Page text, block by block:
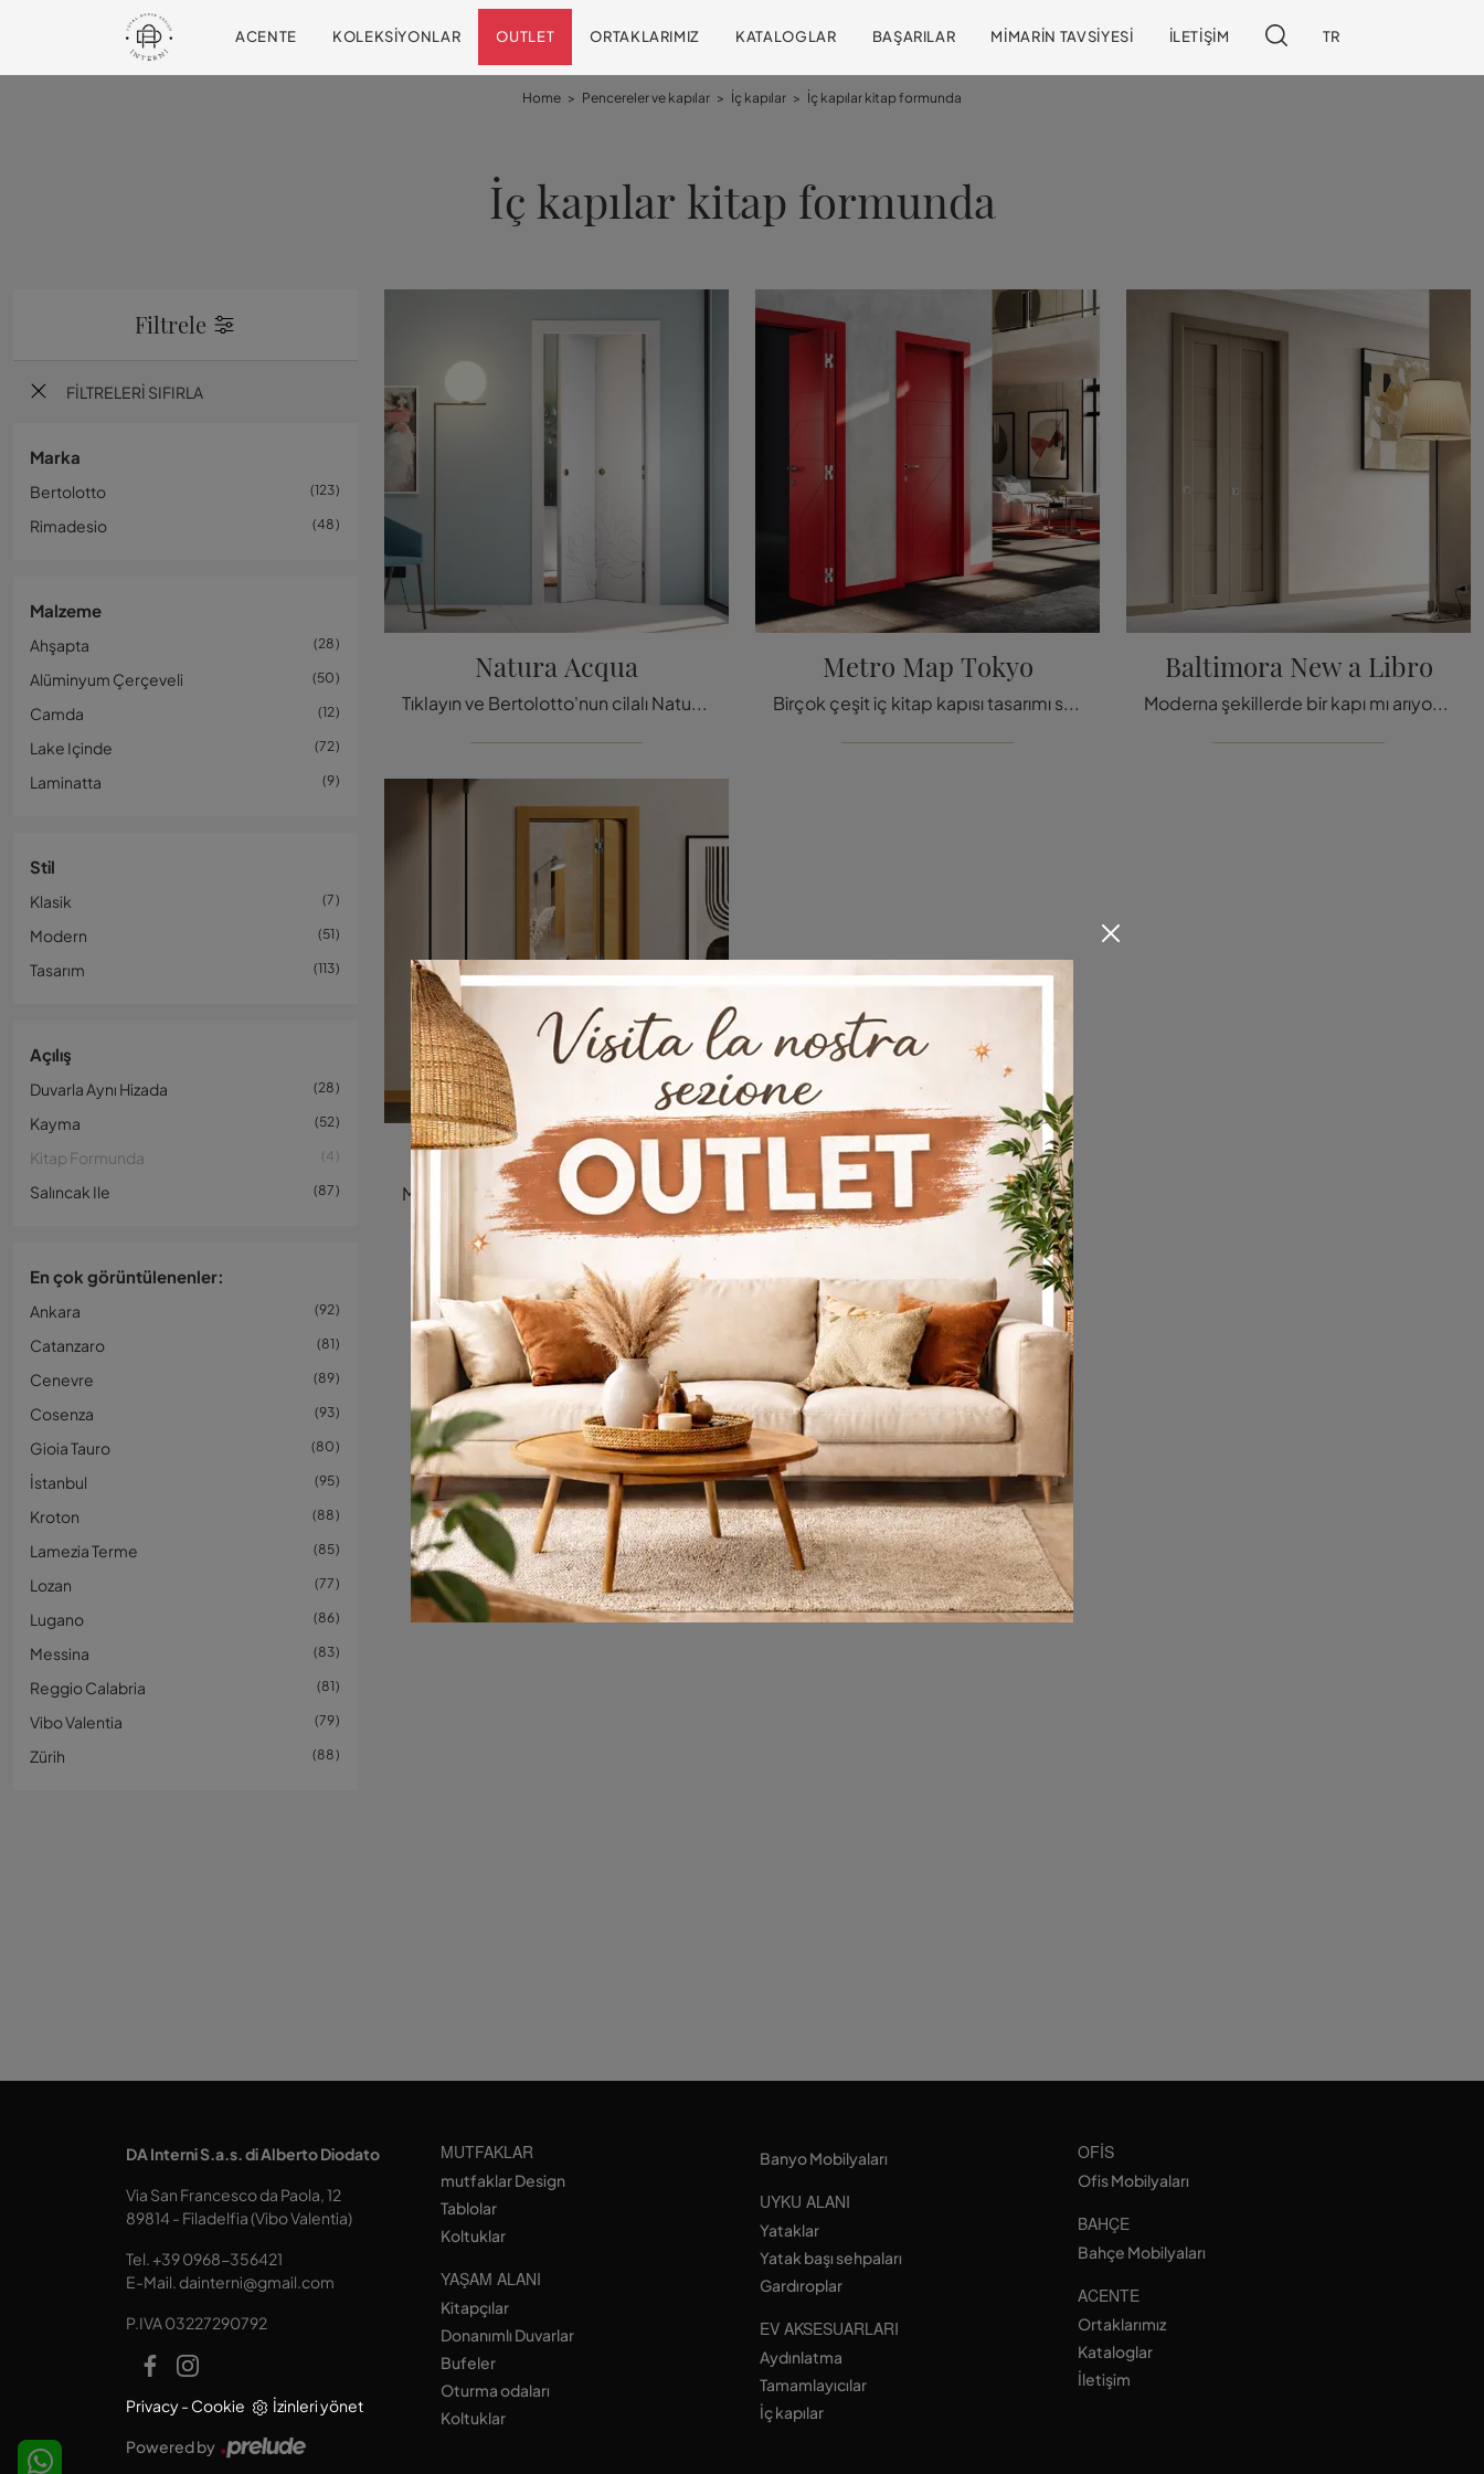
ACENTE KOLEKSIYONLAR OUTLET ORTAKLARIMIZ KATALOGLAR BAŞARILAR MIMARIN TAVSIYESI İLETIŞIM TR
Home > Pencereler ve kapılar > İç kapılar > İç kapılar kitap formunda
İç kapılar kitap formunda
Filtrele
FILTRELERI SIFIRLA
Marka
Bertolotto 123
Rimadesio 48
Malzeme
Ahşapta 28
Alüminyum Çerçeveli 50
Camda 12
Lake Içinde 72
Laminatta 9
Stil
Klasik 7
Modern 51
Tasarım 113
Açılış
Duvarla Aynı Hizada 28
Kayma 52
Kitap Formunda 4
Salıncak Ile 87
En çok görüntülenenler:
Ankara 92
Catanzaro 81
Cenevre 89
Cosenza 93
Gioia Tauro 80
İstanbul 95
Kroton 88
Lamezia Terme 85
Lozan 77
Lugano 86
Messina 83
Reggio Calabria 81
Vibo Valentia 79
Zürih 88
Natura Acqua
Tıklayın ve Bertolotto'nun cilalı Nature Water kapısı hakkında daha fazla bilgi edinin: en orijinal iç kitap kapıları sizi bekliyor
Metro Map Tokyo
Birçok çeşit iç kitap kapısı tasarımı sizleri bekliyor! Bertolotto'nun Tokyo Metro Map kapısını keşfetmek için içeri
Baltimora New a Libro
Moderna şekillerde bir kapı mı arıyorsunuz? İşte Bertolotto'nun Libro iç kapıları arasında Baltimora New modeli.
Tranciato a Libro
Modern katlanır iç kapıların geniş bir yelpazesi seni bekliyor! Bertolotto'nun Dilimli Katlanır Kapı'yı keşfetmek için iç
DA Interni S.a.s. di Alberto Diodato
Via San Francesco da Paola, 12
89814 - Filadelfia (Vibo Valentia)
Tel.+39 0968-356421
E-Mail. dainterni@gmail.com
P.IVA 03227290792
Privacy- Cookie İzinleri yönet
MUTFAKLAR
mutfaklar Design
Tablolar
Koltuklar
YAŞAM ALANI
Kitapçılar
Donanımlı Duvarlar
Bufeler
Oturma odaları
Koltuklar
Banyo Mobilyaları
UYKU ALANI
Yataklar
Yatak başı sehpaları
Gardıroplar
EV AKSESUARLARI
Aydınlatma
Tamamlayıcılar
İç kapılar
OFIS
Ofis Mobilyaları
BAHÇE
Bahçe Mobilyaları
ACENTE
Ortaklarımız
Kataloglar
İletişim
Powered by